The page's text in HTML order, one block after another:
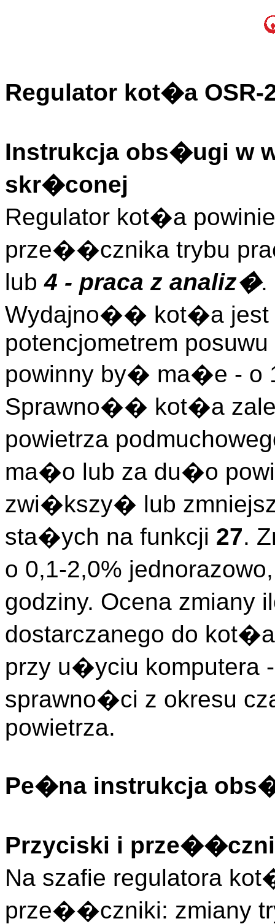
Regulator kot�a
Instrukcja obs�ugi w
skr�conej
Regulator kot�a
prze��cznika trybu
lub4 - praca z analiz�.
Wydajno�� kot�a jest
potencjometrem
powinny by� ma�e - o
Sprawno�� kot�a
powietrza
ma�o lub za du�o
zwi�kszy� lub
sta�ych na funkcji 27.
o 0,1-2,0%
godziny. Ocena zmiany
dostarczanego do
przy u�yciu
sprawno�ci z okresu
powietrza.
Pe�na instrukcja
Przyciski i
Na szafie regulatora
prze��czniki: zmiany